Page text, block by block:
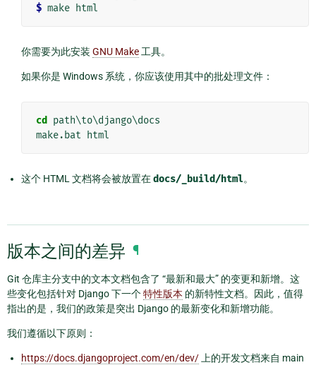
$
你需要为此安装 GNU Make 工具。
如果你是 Windows 系统，你应该使用其中的批处理文件：
cd
path\to\django\docs
这个 HTML 文档将会被放置在docs/_build/html。
版本之间的差异 ¶
Git 仓库主分支中的文本文档包含了 “最新和最大” 的变更和新增。这
些变化包括针对 Django 下一个特性版本 的新特性文档。因此，值得
指出的是，我们的政策是突出 Django 的最新变化和新增功能。
我们遵循以下原则：
https://docs.djangoproject.com/en/dev/上的开发文档来自 main